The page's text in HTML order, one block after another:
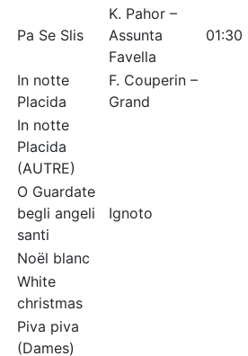
Pa Se Slis
K. Pahor –
Assunta
Favella
01:30
In notte
Placida
F. Couperin –
Grand
In notte
Placida
(AUTRE)
O Guardate
begli angeli
santi
Ignoto
Noël blanc
White
christmas
Piva piva
(Dames)